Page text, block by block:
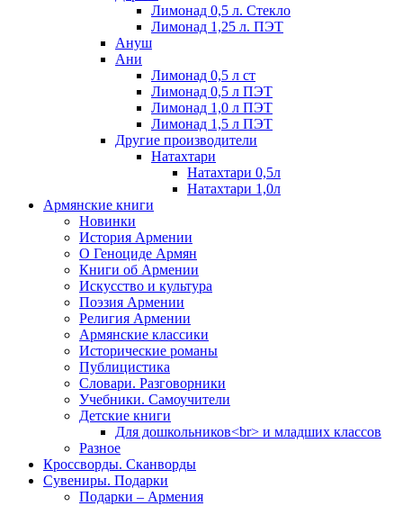
Лимонад 0,5 л. Стекло
Лимонад 1,25 л. ПЭТ
Ануш
Ани
Лимонад 0,5 л ст
Лимонад 0,5 л ПЭТ
Лимонад 1,0 л ПЭТ
Лимонад 1,5 л ПЭТ
Другие производители
Натахтари
Натахтари 0,5л
Натахтари 1,0л
Армянские книги
Новинки
История Армении
О Геноциде Армян
Книги об Армении
Иcкусство и культура
Поэзия Армении
Религия Армении
Армянские классики
Исторические романы
Публицистика
Словари. Разговорники
Учебники. Самоучители
Детские книги
Для дошкольников<br> и младших классов
Разное
Кроссворды. Сканворды
Сувениры. Подарки
Подарки – Армения